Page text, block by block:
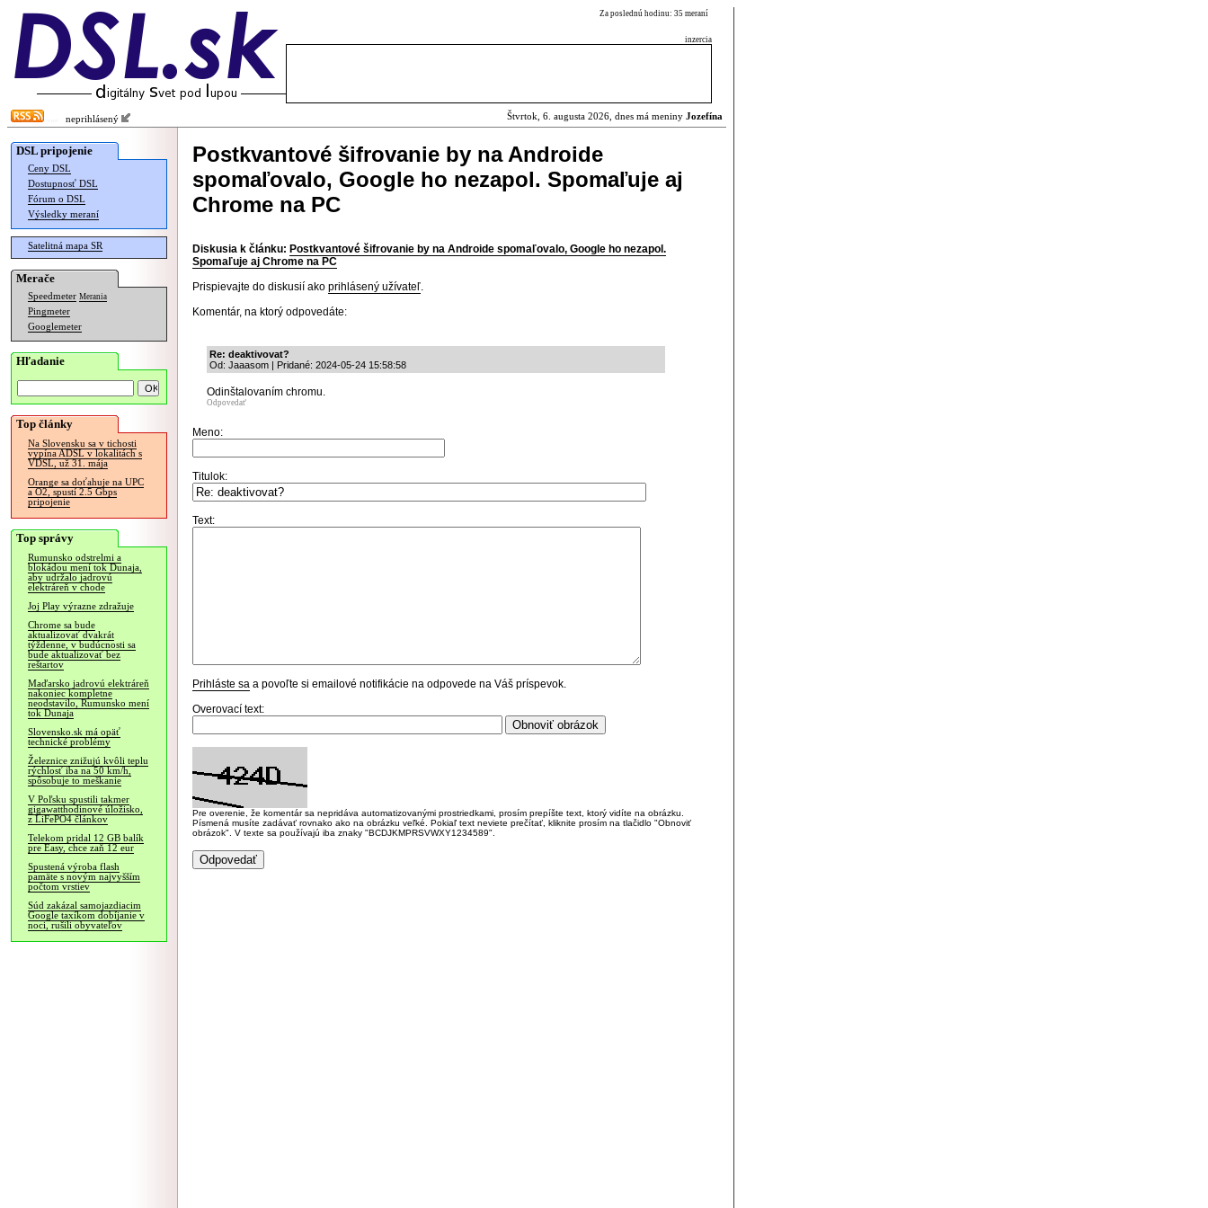
Za poslednú hodinu: 35 meraní
inzercia
neprihlásený Štvrtok, 6. augusta 2026, dnes má meniny Jozefína
DSL pripojenie
Ceny DSL
Dostupnosť DSL
Fórum o DSL
Výsledky meraní
Satelitná mapa SR
Merače
Speedmeter Merania
Pingmeter
Googlemeter
Hľadanie
Top články
Na Slovensku sa v tichosti
vypína ADSL v lokalitách s
VDSL, už 31. mája
Orange sa doťahuje na UPC
a O2, spustí 2.5 Gbps
pripojenie
Top správy
Rumunsko odstrelmi a
blokádou mení tok Dunaja,
aby udržalo jadrovú
elektráreň v chode
Joj Play výrazne zdražuje
Chrome sa bude
aktualizovať dvakrát
týždenne, v budúcnosti sa
bude aktualizovať bez
reštartov
Maďarsko jadrovú elektráreň
nakoniec kompletne
neodstavilo, Rumunsko mení
tok Dunaja
Slovensko.sk má opäť
technické problémy
Železnice znižujú kvôli teplu
rýchlosť iba na 50 km/h,
spôsobuje to meškanie
V Poľsku spustili takmer
gigawatthodinové úložisko,
z LiFePO4 článkov
Telekom pridal 12 GB balík
pre Easy, chce zaň 12 eur
Spustená výroba flash
pamäte s novým najvyšším
počtom vrstiev
Súd zakázal samojazdiacim
Google taxíkom dobíjanie v
noci, rušili obyvateľov
Postkvantové šifrovanie by na Androide
spomaľovalo, Google ho nezapol. Spomaľuje aj
Chrome na PC
Diskusia k článku: Postkvantové šifrovanie by na Androide spomaľovalo, Google ho nezapol.
Spomaľuje aj Chrome na PC
Prispievajte do diskusií ako prihlásený užívateľ.
Komentár, na ktorý odpovedáte:
Re: deaktivovat?
Od: Jaaasom | Pridané: 2024-05-24 15:58:58
Odinštalovaním chromu.
Odpovedať
Meno:
Titulok:
Text:
Prihláste sa a povoľte si emailové notifikácie na odpovede na Váš príspevok.
Overovací text:
Pre overenie, že komentár sa nepridáva automatizovanými prostriedkami, prosím prepíšte text, ktorý vidíte na obrázku.
Písmená musíte zadávať rovnako ako na obrázku veľké. Pokiaľ text neviete prečítať, kliknite prosím na tlačidlo "Obnoviť
obrázok". V texte sa používajú iba znaky "BCDJKMPRSVWXY1234589".